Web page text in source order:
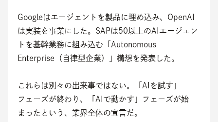
Googleはエージェントを製品に埋め込み、OpenAI
は実装を事業にした。SAPは50以上のAIエージェン
トを基幹業務に組み込む「Autonomous
Enterprise（自律型企業）」構想を発表した。
これらは別々の出来事ではない。「AIを試す」
フェーズが終わり、「AIで動かす」フェーズが始
まったという、業界全体の宣言だ。